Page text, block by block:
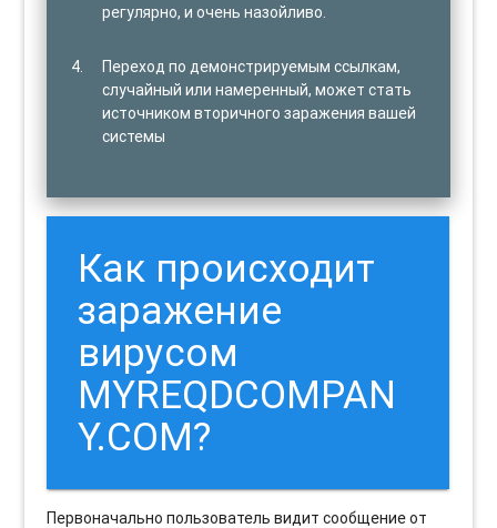
регулярно, и очень назойливо.
Переход по демонстрируемым ссылкам,
случайный или намеренный, может стать
источником вторичного заражения вашей
системы
Как происходит
заражение
вирусом
MYREQDCOMPAN
Y.COM?
Первоначально пользователь видит сообщение от